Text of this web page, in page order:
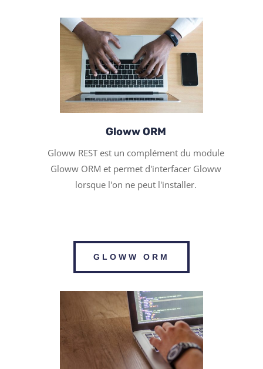
Gloww ORM
Gloww REST est un complément du module
Gloww ORM et permet d'interfacer Gloww
lorsque l'on ne peut l'installer.
GLOWW ORM